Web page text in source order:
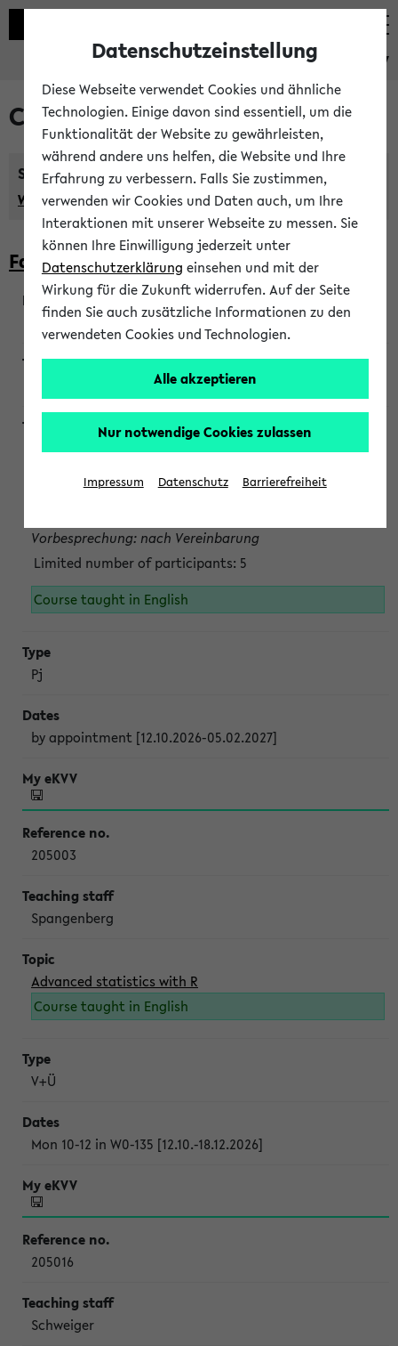
eKVV
Courses taught in English
Semester:
WiSe 2026/2027 SoSe 2026 Previous...
Faculty of Biology
200923
Wendisch, Peters-Wendisch, Stegelmann
Projektmodul "Bakterielle Biotechnologie"
Persönliche Anmeldung beim Veranstalter ist unbedingt
Vorbesprechung: nach Vereinbarung
Limited number of participants: 5
Course taught in English
Pj
by appointment [12.10.2026-05.02.2027]
205003
Spangenberg
Advanced statistics with R
Course taught in English
V+Ü
Mon 10-12 in W0-135 [12.10.-18.12.2026]
205016
Schweiger
Datenschutzeinstellung
Diese Webseite verwendet Cookies und ähnliche
Technologien. Einige davon sind essentiell, um die
Funktionalität der Website zu gewährleisten,
während andere uns helfen, die Website und Ihre
Erfahrung zu verbessern. Falls Sie zustimmen,
verwenden wir Cookies und Daten auch, um Ihre
Interaktionen mit unserer Webseite zu messen. Sie
können Ihre Einwilligung jederzeit unter
Datenschutzerklärung einsehen und mit der
Wirkung für die Zukunft widerrufen. Auf der Seite
finden Sie auch zusätzliche Informationen zu den
verwendeten Cookies und Technologien.
Alle akzeptieren
Nur notwendige Cookies zulassen
Impressum Datenschutz Barrierefreiheit